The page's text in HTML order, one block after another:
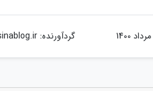
گردآورنده: